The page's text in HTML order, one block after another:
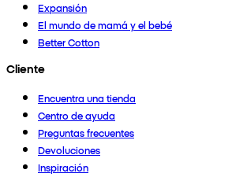
Expansión
El mundo de mamá y el bebé
Better Cotton
Cliente
Encuentra una tienda
Centro de ayuda
Preguntas frecuentes
Devoluciones
Inspiración